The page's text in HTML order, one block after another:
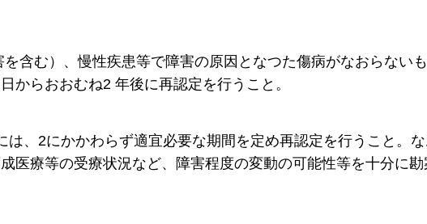
含む）、慢性疾患等で障害の原因となつた傷病がなおらない
からおおむね2 年後に再認定を行うこと。
は、2にかかわらず適宜必要な期間を定め再認定を行うこと。
医療等の受療状況など、障害程度の変動の可能性等を十分に